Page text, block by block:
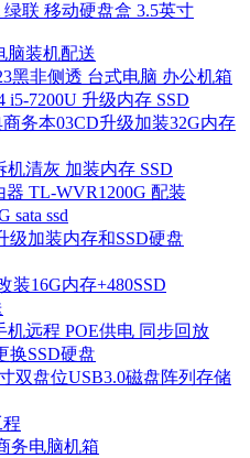
联 移动硬盘盒 3.5英寸
脑装机配送
黑非侧透 台式电脑 办公机箱
7200U 升级内存 SSD
商务本03CD升级加装32G内存
机清灰 加装内存 SSD
TL-WVR1200G 配装
sata ssd
级加装内存和SSD硬盘
装16G内存+480SSD
远程 POE供电 同步回放
换SSD硬盘
双盘位USB3.0磁盘阵列存储
务电脑机箱